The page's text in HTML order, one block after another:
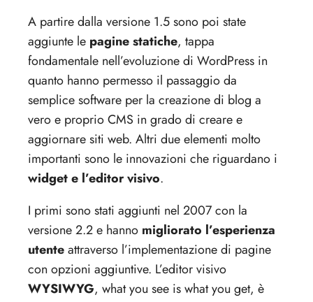
A partire dalla versione 1.5 sono poi state
aggiunte le pagine statiche, tappa
fondamentale nell’evoluzione di WordPress in
quanto hanno permesso il passaggio da
semplice software per la creazione di blog a
vero e proprio CMS in grado di creare e
aggiornare siti web. Altri due elementi molto
importanti sono le innovazioni che riguardano i
widget e l’editor visivo.
I primi sono stati aggiunti nel 2007 con la
versione 2.2 e hanno migliorato l’esperienza
utenteattraverso l’implementazione di pagine
con opzioni aggiuntive. L’editor visivo
WYSIWYG, what you see is what you get, è